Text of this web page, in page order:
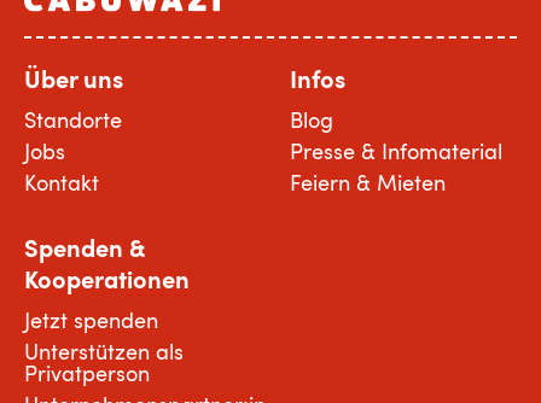
Über uns
Standorte
Jobs
Kontakt
Infos
Blog
Presse & Infomaterial
Feiern & Mieten
Spenden &
Kooperationen
Jetzt spenden
Unterstützen als
Privatperson